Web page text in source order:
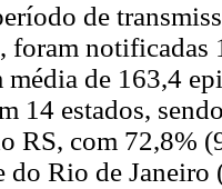
de
foram
média de 163,4
14 estados,
RS, com 72,8%
do Rio de